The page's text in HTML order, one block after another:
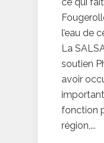
ce qui
l’eau de
La
soutien
avoir
fonction
région,...